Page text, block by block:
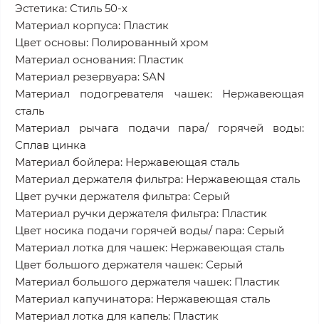
Эстетика: Стиль 50-х
Материал корпуса: Пластик
Цвет основы: Полированный хром
Материал основания: Пластик
Материал резервуара: SAN
Материал подогревателя чашек: Нержавеющая
сталь
Материал рычага подачи пара/ горячей воды:
Сплав цинка
Материал бойлера: Нержавеющая сталь
Материал держателя фильтра: Нержавеющая сталь
Цвет ручки держателя фильтра: Серый
Материал ручки держателя фильтра: Пластик
Цвет носика подачи горячей воды/ пара: Серый
Материал лотка для чашек: Нержавеющая сталь
Цвет большого держателя чашек: Серый
Материал большого держателя чашек: Пластик
Материал капучинатора: Нержавеющая сталь
Материал лотка для капель: Пластик